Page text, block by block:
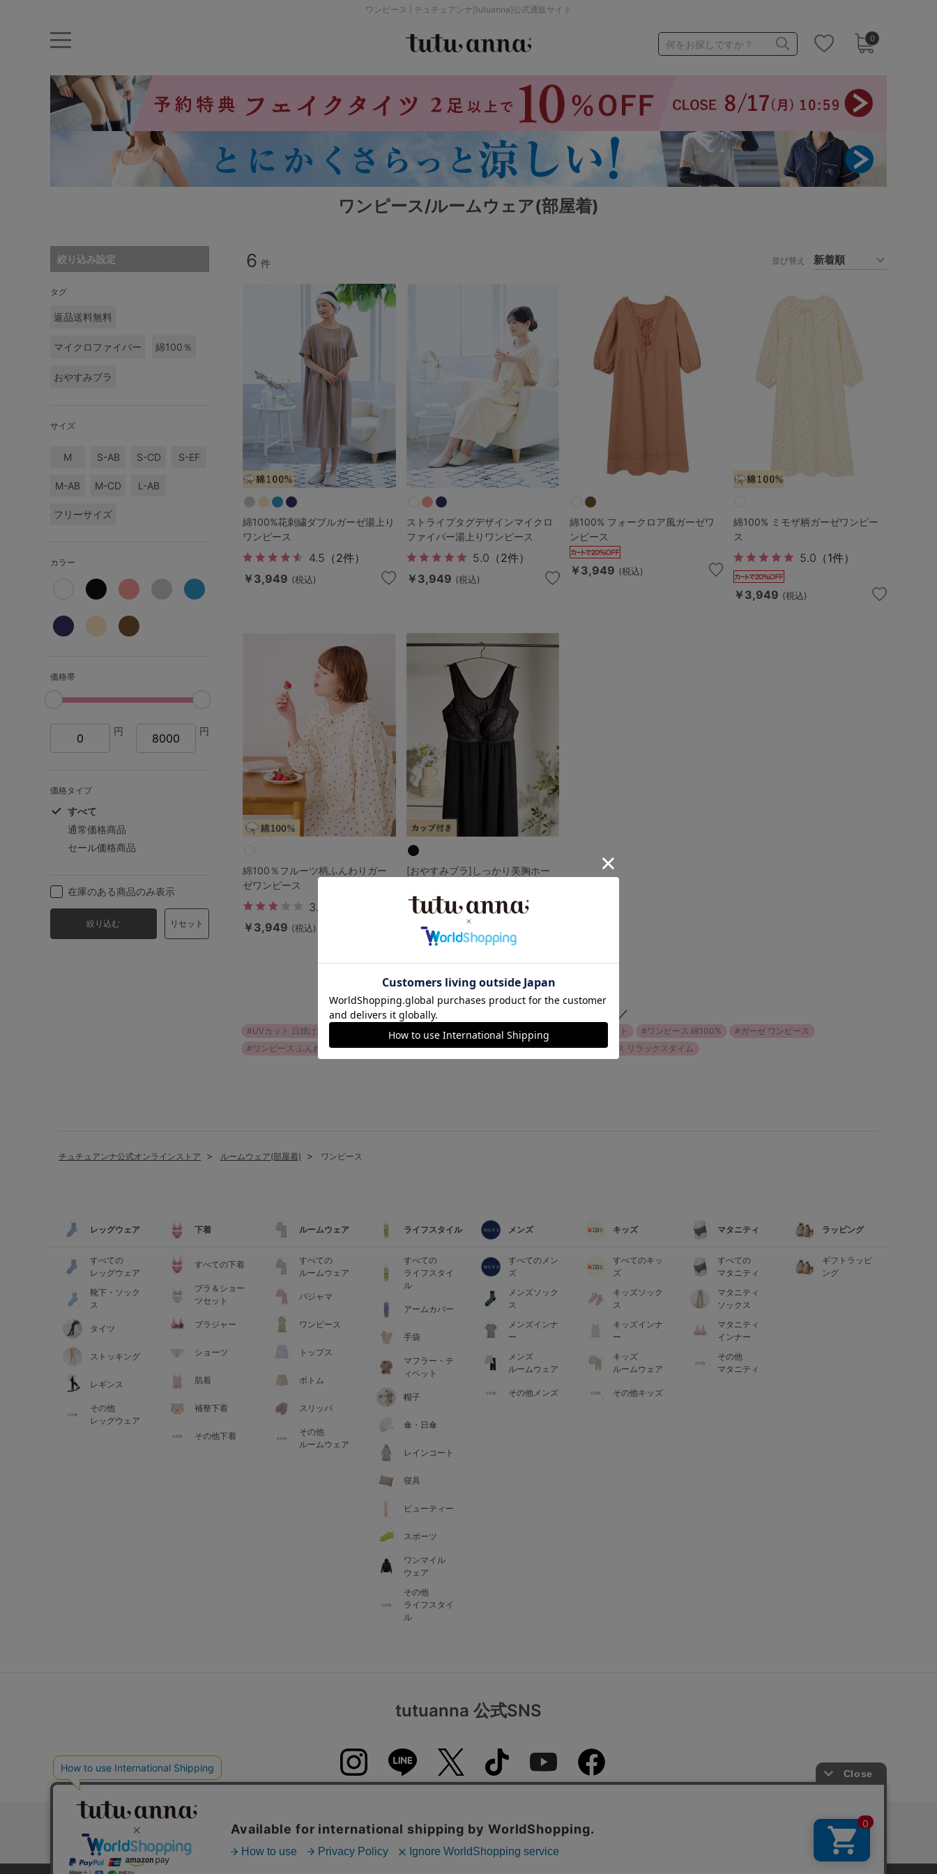
ワンピース | チュチュアンナ[tutuanna]公式通販サイト
0
何をお探しですか？
ナイトブラ ノンワイヤー 特盛ブラ チューブトップ 折り畳み パジャマ
ストッキング
ルームウェア アームカバー
カテゴリから探す
下着
ルームウェア
ライフスタイル
マタニティ
サイズからブラを探す
B65 B70
C65 C70 C80 C85
D80 D85
E65 E80 E85
F80
H70 H75
SS S
価格帯から探す
～999円 1,000～1,999円
2,000～2,999円 3,000～3,999円
4,000円～
セールアイテム
その他から探す
お気に入り
新着アイテム
ランキング
高評価レビューアイテム
WEB限定アイテム
ワンピース/ルームウェア(部屋着)
絞り込み設定
タグ
返品送料無料
マイクロファイバー 綿100％
おやすみブラ
サイズ
M S-AB S-CD S-EF
M-AB M-CD L-AB
フリーサイズ
カラー
価格帯
円 円
価格タイプ
すべて
通常価格商品
セール価格商品
在庫のある商品のみ表示
絞り込む リセット
6 件 並び替え
綿100%花刺繍ダブルガーゼ湯上り
ワンピース
4.5 （2件）
￥3,949 (税込)
ストライプタグデザインマイクロ
ファイバー湯上りワンピース
5.0 （2件）
￥3,949 (税込)
綿100% フォークロア風ガーゼワ
ンピース
￥3,949 (税込)
綿100% ミモザ柄ガーゼワンピー
ス
5.0 （1件）
￥3,949 (税込)
綿100％フルーツ柄ふんわりガー
ゼワンピース
3.0
￥3,949 (税込)
[おやすみブラ]しっかり美胸ホー
4.7（31件）
￥4,510
＼こちらのタグもおすすめ／
UVカット 日焼け対策 きもちいいショーツ ブラジャー 小さく見せる ワンピース ギフト ワンピース 綿100%
ガーゼ ワンピース
ワンピース ふんわり
ワンピース リラックスタイム ふんわり ガーゼ ガーゼワンピース リラックスタイム
チュチュアンナ公式オンラインストア ルームウェア(部屋着) ワンピース
レッグウェア
すべての
レッグウェア
靴下・ソック
ス
タイツ
ストッキング
レギンス
その他
レッグウェア
下着
すべての下着
ブラ＆ショー
ツセット
ブラジャー
ショーツ
肌着
補整下着
その他下着
ルームウェア
すべての
ルームウェア
パジャマ
ワンピース
トップス
ボトム
スリッパ
その他
ルームウェア
ライフスタイル
すべての
ライフスタイ
ル
アームカバー
手袋
マフラー・テ
ィペット
帽子
傘・日傘
レインコート
寝具
ビューティー
スポーツ
ワンマイル
ウェア
その他
ライフスタイ
ル
メンズ
すべてのメン
ズ
メンズソック
ス
メンズインナ
ー
メンズ
ルームウェア
その他メンズ
キッズ
すべてのキッ
ズ
キッズソック
ス
キッズインナ
ー
キッズ
ルームウェア
その他キッズ
マタニティ
すべての
マタニティ
マタニティ
ソックス
マタニティ
インナー
その他
マタニティ
ラッピング
ギフトラッピ
ング
tutuanna 公式SNS
ご利用案内
よくあるご質問
利用規約
プライバシーポリシー
会社情報
tutuanna